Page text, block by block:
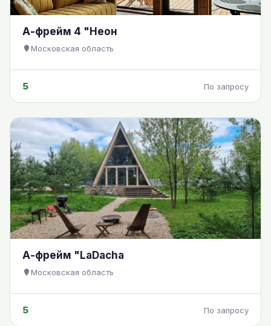
А-фрейм 4 "Неон
Московская область
5 По запросу
А-фрейм "LaDacha
Московская область
5 По запросу